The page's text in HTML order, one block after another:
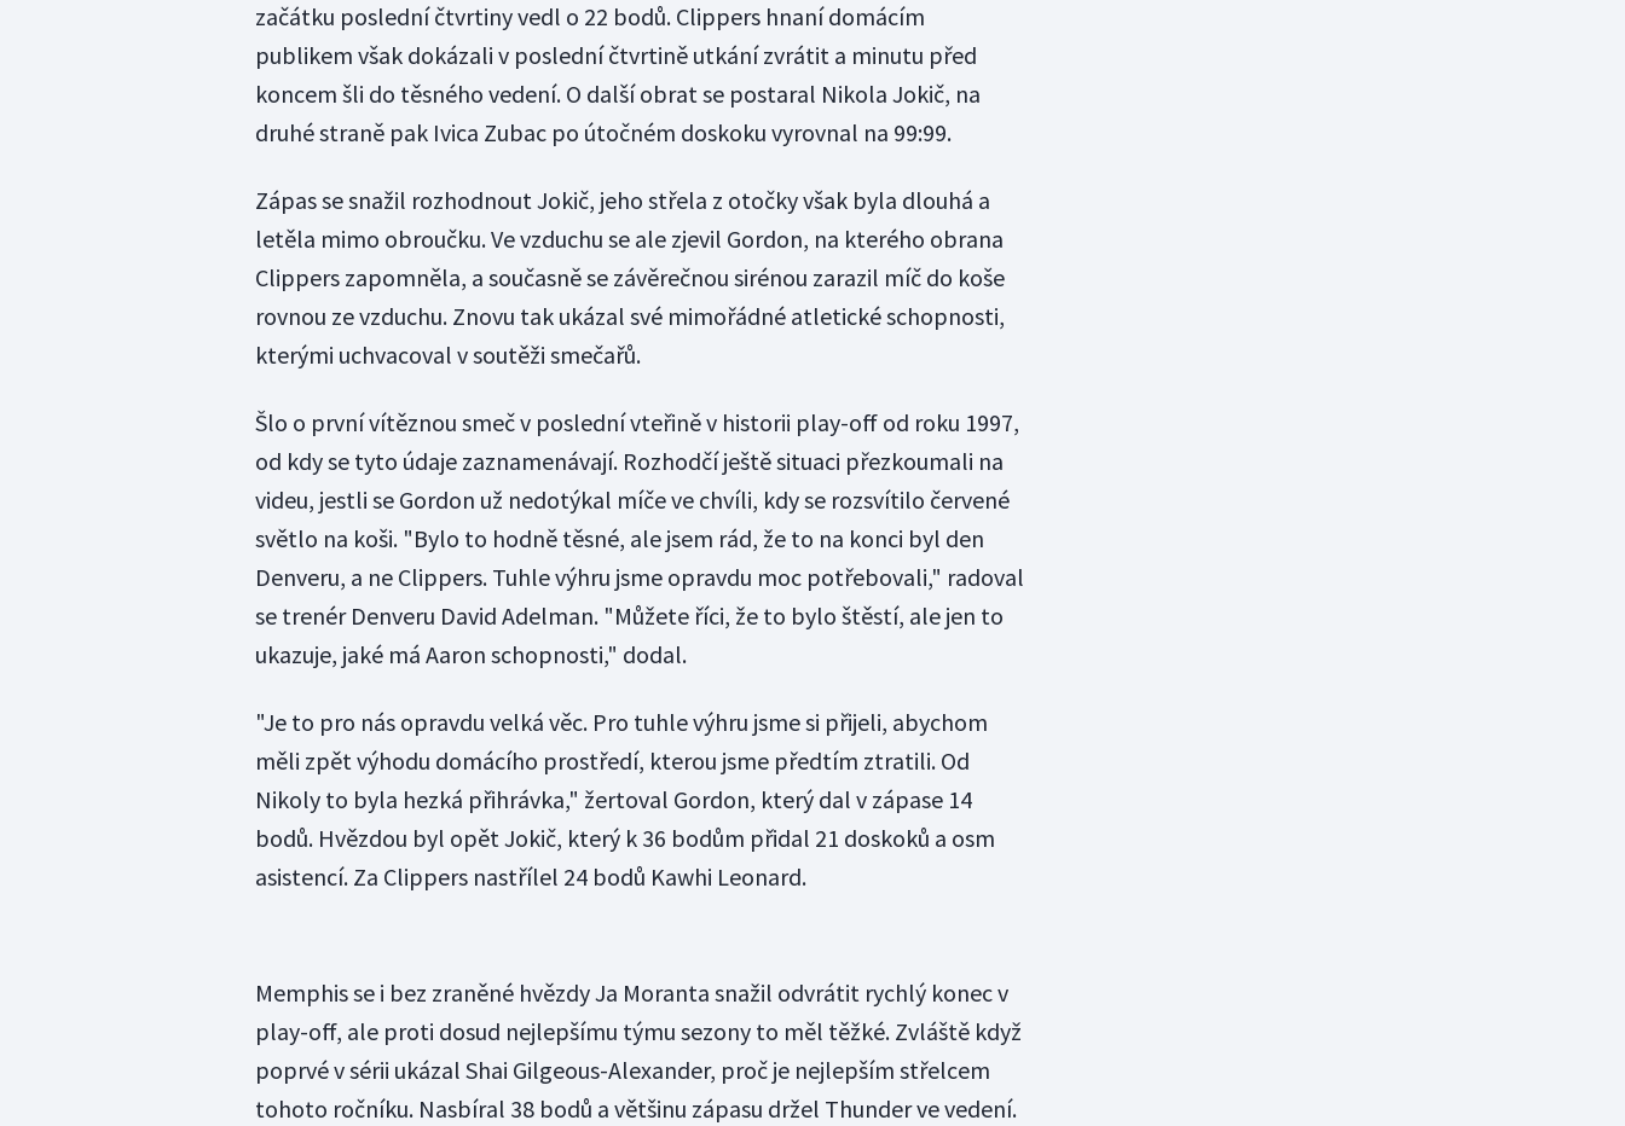
začátku poslední čtvrtiny vedl o 22 bodů. Clippers hnaní domácím
publikem však dokázali v poslední čtvrtině utkání zvrátit a minutu před
koncem šli do těsného vedení. O další obrat se postaral Nikola Jokič, na
druhé straně pak Ivica Zubac po útočném doskoku vyrovnal na 99:99.
Zápas se snažil rozhodnout Jokič, jeho střela z otočky však byla dlouhá a
letěla mimo obroučku. Ve vzduchu se ale zjevil Gordon, na kterého obrana
Clippers zapomněla, a současně se závěrečnou sirénou zarazil míč do koše
rovnou ze vzduchu. Znovu tak ukázal své mimořádné atletické schopnosti,
kterými uchvacoval v soutěži smečařů.
Šlo o první vítěznou smeč v poslední vteřině v historii play-off od roku 1997,
od kdy se tyto údaje zaznamenávají. Rozhodčí ještě situaci přezkoumali na
videu, jestli se Gordon už nedotýkal míče ve chvíli, kdy se rozsvítilo červené
světlo na koši. "Bylo to hodně těsné, ale jsem rád, že to na konci byl den
Denveru, a ne Clippers. Tuhle výhru jsme opravdu moc potřebovali," radoval
se trenér Denveru David Adelman. "Můžete říci, že to bylo štěstí, ale jen to
ukazuje, jaké má Aaron schopnosti," dodal.
"Je to pro nás opravdu velká věc. Pro tuhle výhru jsme si přijeli, abychom
měli zpět výhodu domácího prostředí, kterou jsme předtím ztratili. Od
Nikoly to byla hezká přihrávka," žertoval Gordon, který dal v zápase 14
bodů. Hvězdou byl opět Jokič, který k 36 bodům přidal 21 doskoků a osm
asistencí. Za Clippers nastřílel 24 bodů Kawhi Leonard.
Memphis se i bez zraněné hvězdy Ja Moranta snažil odvrátit rychlý konec v
play-off, ale proti dosud nejlepšímu týmu sezony to měl těžké. Zvláště když
poprvé v sérii ukázal Shai Gilgeous-Alexander, proč je nejlepším střelcem
tohoto ročníku. Nasbíral 38 bodů a většinu zápasu držel Thunder ve vedení.